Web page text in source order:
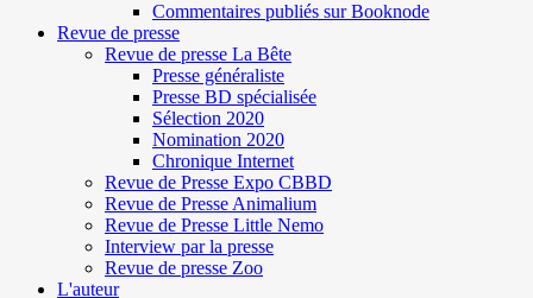
Commentaires publiés sur Booknode
Revue de presse
Revue de presse La Bête
Presse généraliste
Presse BD spécialisée
Sélection 2020
Nomination 2020
Chronique Internet
Revue de Presse Expo CBBD
Revue de Presse Animalium
Revue de Presse Little Nemo
Interview par la presse
Revue de presse Zoo
L'auteur